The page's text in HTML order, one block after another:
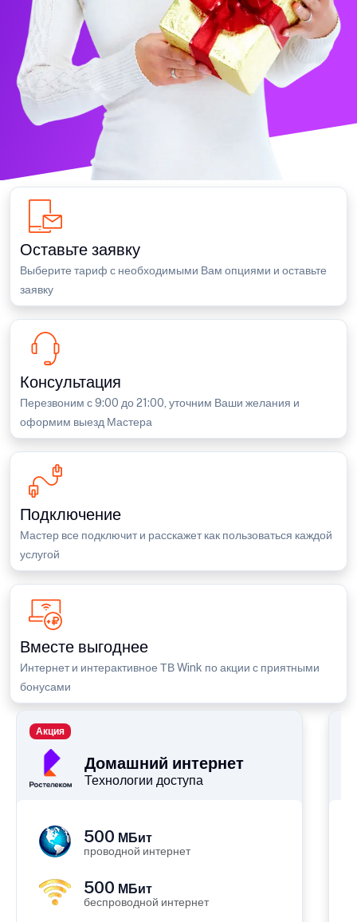
Оставьте заявку
Выберите тариф с необходимыми Вам опциями и оставьте
заявку
Консультация
Перезвоним с 9:00 до 21:00, уточним Ваши желания и
оформим выезд Мастера
Подключение
Мастер все подключит и расскажет как пользоваться каждой
услугой
Вместе выгоднее
Интернет и интерактивное ТВ Wink по акции с приятными
бонусами
Домашний интернет
Технологии доступа
Акция
500 МБит
проводной интернет
500 МБит
беспроводной интернет